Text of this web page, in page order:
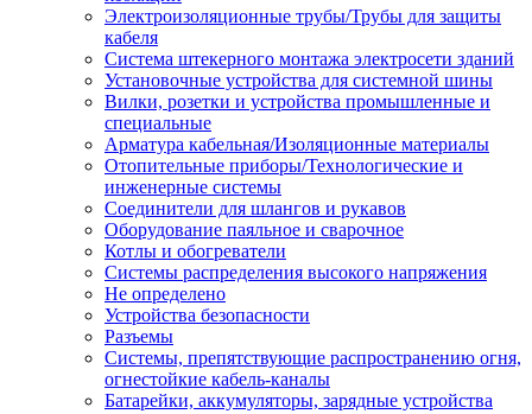
Электроизоляционные трубы/Трубы для защиты
кабеля
Система штекерного монтажа электросети зданий
Установочные устройства для системной шины
Вилки, розетки и устройства промышленные и
специальные
Арматура кабельная/Изоляционные материалы
Отопительные приборы/Технологические и
инженерные системы
Соединители для шлангов и рукавов
Оборудование паяльное и сварочное
Котлы и обогреватели
Системы распределения высокого напряжения
Не определено
Устройства безопасности
Разъемы
Системы, препятствующие распространению огня,
огнестойкие кабель-каналы
Батарейки, аккумуляторы, зарядные устройства